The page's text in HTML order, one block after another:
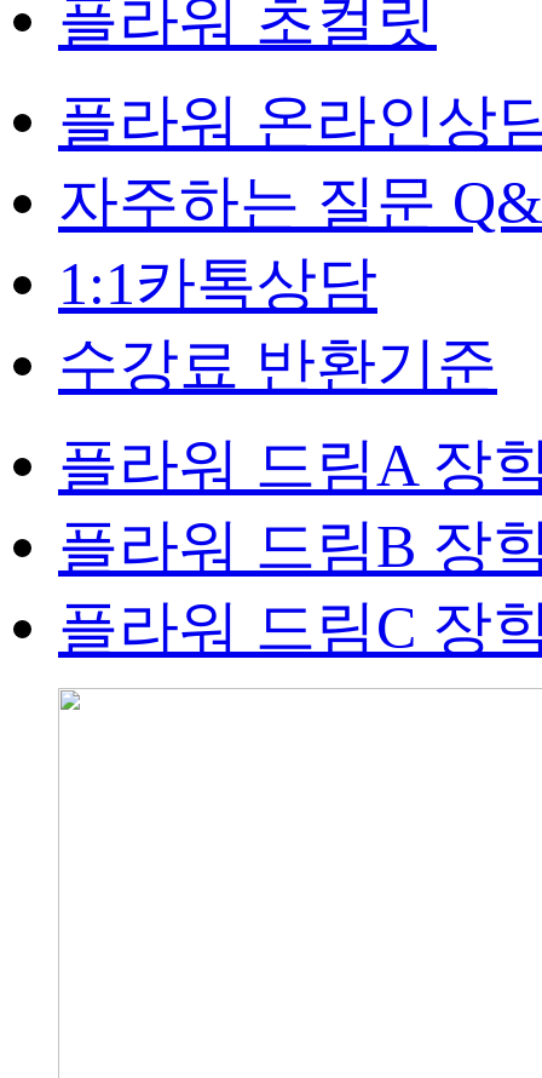
플라워 초컬릿
플라워 온라인상
자주하는 질문
1:1카톡상담
수강료 반환기준
플라워 드림A 장
플라워 드림B 장
플라워 드림C 장